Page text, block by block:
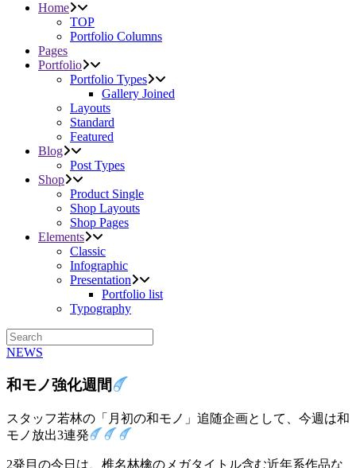
Home
TOP
Portfolio Columns
Pages
Portfolio
Portfolio Types
Gallery Joined
Layouts
Standard
Featured
Blog
Post Types
Shop
Product Single
Shop Layouts
Shop Pages
Elements
Classic
Infographic
Presentation
Portfolio list
Typography
NEWS
和モノ強化週間
スタッフ若林の「月初の和モノ」追随企画として、今週は和
モノ放出3連発
2発目の今日は、椎名林檎のメガタイトル含む近年系作品な